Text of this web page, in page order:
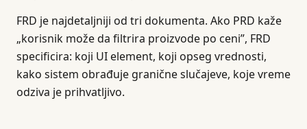
FRD je najdetaljniji od tri dokumenta. Ako PRD kaže
„korisnik može da filtrira proizvode po ceni”, FRD
specificira: koji UI element, koji opseg vrednosti,
kako sistem obrađuje granične slučajeve, koje vreme
odziva je prihvatljivo.